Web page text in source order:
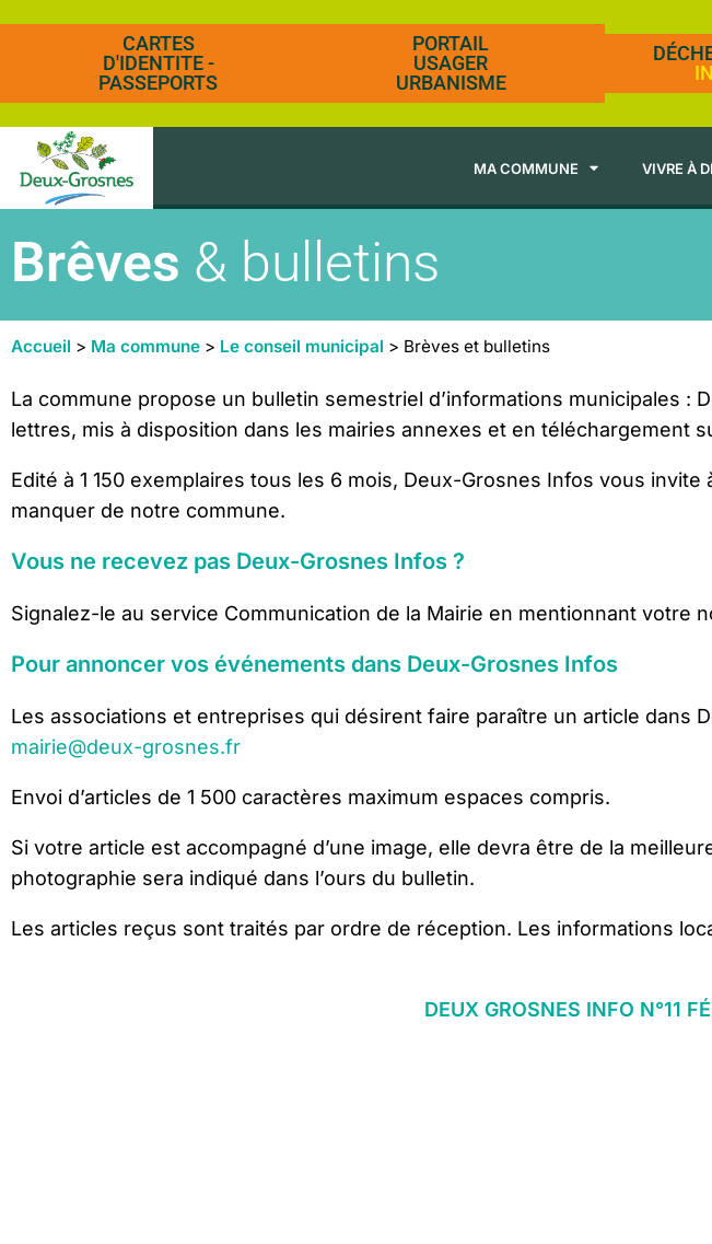
CARTES
D'IDENTITE -
PASSEPORTS
PORTAIL
USAGER
URBANISME
MA COMMUNE VIVRE À
Brêves & bulletins
Accueil > Ma commune > Le conseil municipal > Brèves et bulletins
La commune propose un bulletin semestriel d’informations municipales :
lettres, mis à disposition dans les mairies annexes et en téléchargement
Edité à 1 150 exemplaires tous les 6 mois, Deux-Grosnes Infos vous
manquer de notre commune.
Vous ne recevez pas Deux-Grosnes Infos ?
Signalez-le au service Communication de la Mairie en mentionnant votre
Pour annoncer vos événements dans Deux-Grosnes Infos
Les associations et entreprises qui désirent faire paraître un article dans
mairie@deux-grosnes.fr
Envoi d’articles de 1 500 caractères maximum espaces compris.
Si votre article est accompagné d’une image, elle devra être de la
photographie sera indiqué dans l’ours du bulletin.
Les articles reçus sont traités par ordre de réception. Les informations
DEUX GROSNES INFO N°11